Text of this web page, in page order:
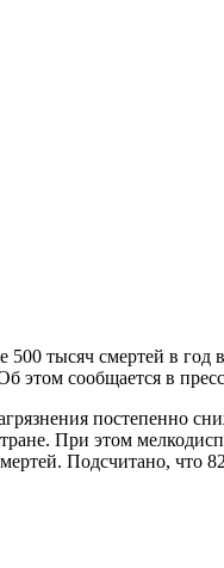
500 тысяч смертей в
сообщается в
постепенно
При этом
Подсчитано, что